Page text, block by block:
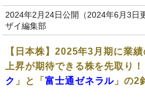
2024年2月24日公開（2024年6月3日
ザイ編集部
【日本株】2025年3月期に業
上昇が期待できる株を先取り
ク 」と「 富士通ゼネラル 」の2